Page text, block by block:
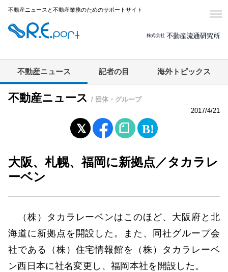
不動産ニュースと不動産業務のためのサポートサイト
不動産ニュース 記者の目 海外トピックス
不動産ニュース / 団体・グループ
2017/4/21
大阪、札幌、福岡に新拠点／タカラレ
ーベン
（株）タカラレーベンはこのほど、大阪府と北
海道に新拠点を開設した。また、同社グループ会
社である（株）住宅情報館を（株）タカラレーベ
ン西日本に社名変更し、福岡本社を開設した。